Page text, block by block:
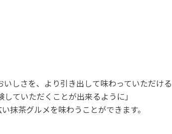
しさを、より引き出して味わっていただける
ていただくことが出来るように」
抹茶グルメを味わうことができます。
虫たちに出会え
岡崎市
愛知